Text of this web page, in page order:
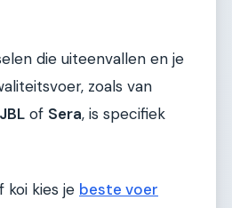
die uiteenvallen en je
zoals van
JBL of Sera, is specifiek
koi kies je beste voer